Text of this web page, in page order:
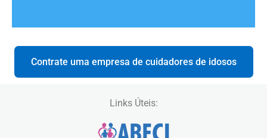
Contrate uma empresa de cuidadores de idosos
Links Úteis: